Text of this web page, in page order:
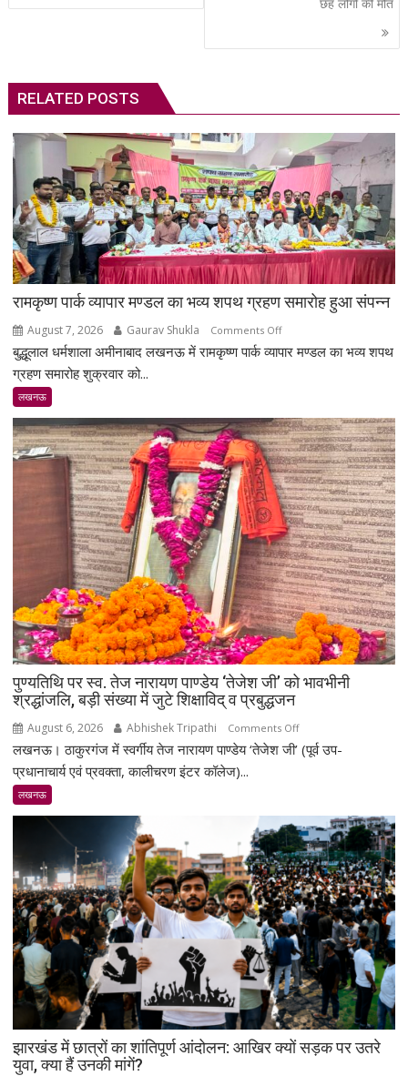
RELATED POSTS
रामकृष्ण पार्क व्यापार मण्डल का भव्य शपथ ग्रहण समारोह हुआ संपन्न
August 7, 2026 Gaurav Shukla Comments Offon
रामकृष्ण
का
भव्य
शपथ
ग्रहण
समारोह
हुआ
संपन्न
बुद्धूलाल धर्मशाला अमीनाबाद लखनऊ में रामकृष्ण पार्क व्यापार मण्डल का भव्य शपथ
ग्रहण समारोह शुक्रवार को...
लखनऊ
पुण्यतिथि पर स्व. तेज नारायण पाण्डेय ‘तेजेश जी’ को भावभीनी
श्रद्धांजलि, बड़ी संख्या में जुटे शिक्षाविद् व प्रबुद्धजन
August 6, 2026 Abhishek Tripathi Comments Offon
पुण्यतिथि
नारायण
पाण्डेय
‘तेजेश
जी’
को
भावभीनी
श्रद्धांजलि,
बड़ी
संख्या
में
जुटे
शिक्षाविद्
लखनऊ। ठाकुरगंज में स्वर्गीय तेज नारायण पाण्डेय ‘तेजेश जी’ (पूर्व उप-
प्रधानाचार्य एवं प्रवक्ता, कालीचरण इंटर कॉलेज)...
लखनऊ
झारखंड में छात्रों का शांतिपूर्ण आंदोलन: आखिर क्यों सड़क पर उतरे
युवा, क्या हैं उनकी मांगें?